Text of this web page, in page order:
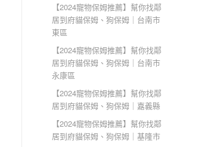
【2024寵物保姆推薦】幫你找鄰
居到府貓保姆、狗保姆｜台南市
東區
【2024寵物保姆推薦】幫你找鄰
居到府貓保姆、狗保姆｜台南市
永康區
【2024寵物保姆推薦】幫你找鄰
居到府貓保姆、狗保姆｜嘉義縣
【2024寵物保姆推薦】幫你找鄰
居到府貓保姆、狗保姆｜基隆市